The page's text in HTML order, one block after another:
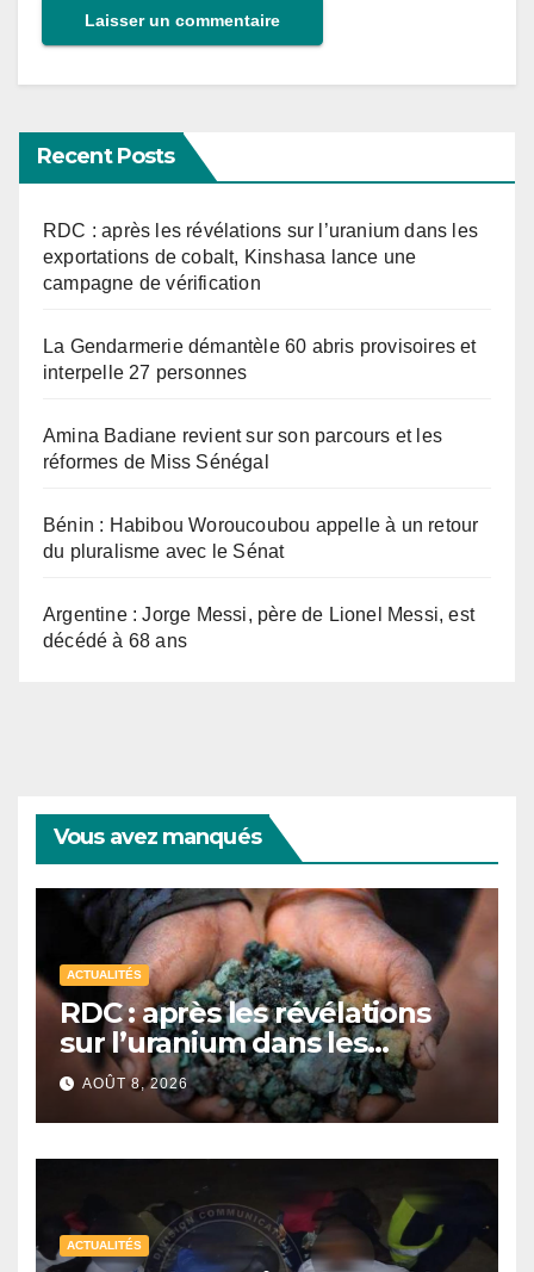
Recent Posts
RDC : après les révélations sur l’uranium dans les
exportations de cobalt, Kinshasa lance une
campagne de vérification
La Gendarmerie démantèle 60 abris provisoires et
interpelle 27 personnes
Amina Badiane revient sur son parcours et les
réformes de Miss Sénégal
Bénin : Habibou Woroucoubou appelle à un retour
du pluralisme avec le Sénat
Argentine : Jorge Messi, père de Lionel Messi, est
décédé à 68 ans
Vous avez manqués
ACTUALITÉS
RDC : après les révélations
sur l’uranium dans les
exportations de cobalt,
Kinshasa lance une
campagne de vérification
AOÛT 8, 2026
ACTUALITÉS